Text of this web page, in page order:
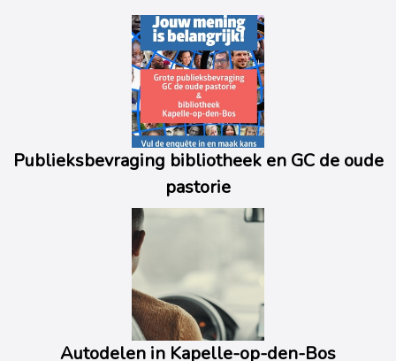
Publieksbevraging bibliotheek en GC de oude
pastorie
Autodelen in Kapelle-op-den-Bos